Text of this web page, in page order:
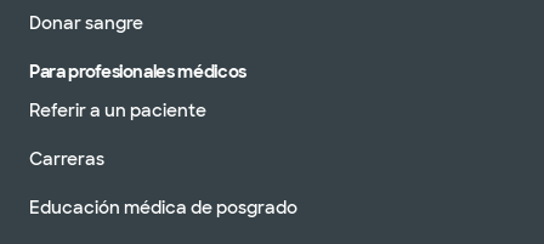
Donar sangre
Para profesionales médicos
Referir a un paciente
Carreras
Educación médica de posgrado